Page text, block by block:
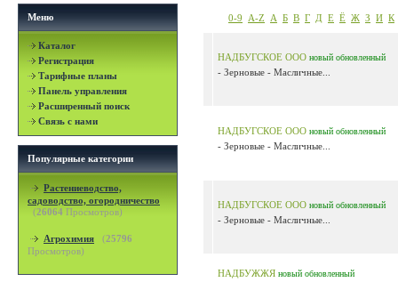
Меню
Каталог
Регистрация
Тарифные планы
Панель управления
Расширенный поиск
Связь с нами
Популярные категории
Растениеводство,
садоводство, огородничество
(26064 Просмотров)
Агрохимия (25796
Просмотров)
0-9 A-Z А Б В Г Д Е Ё Ж З И К
НАДБУГСКОЕ ООО новый обновленный
- Зерновые - Масличные...
НАДБУГСКОЕ ООО новый обновленный
- Зерновые - Масличные...
НАДБУГСКОЕ ООО новый обновленный
- Зерновые - Масличные...
НАДБУЖЖЯ новый обновленный